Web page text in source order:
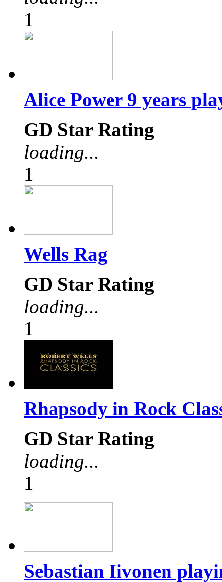
1
Alice Power 9 years
GD Star Rating
loading...
1
Wells Rag
GD Star Rating
loading...
1
Rhapsody in Rock
GD Star Rating
loading...
1
Sebastian Iivonen